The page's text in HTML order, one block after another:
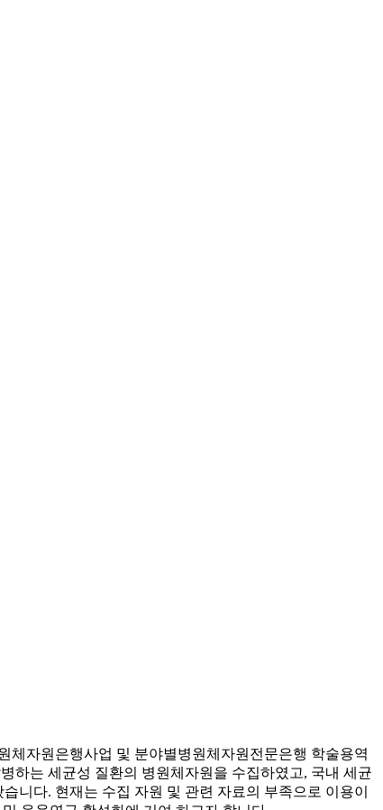
체자원은행사업 및 분야별병원체자원전문은행 학술용역
하는 세균성 질환의 병원체자원을 수집하였고, 국내 세균
니다. 현재는 수집 자원 및 관련 자료의 부족으로 이용이